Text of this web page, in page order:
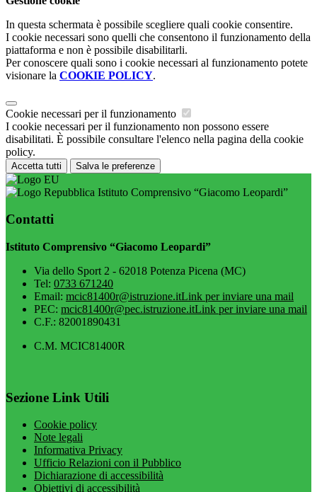
In questa schermata è possibile scegliere quali cookie consentire.
I cookie necessari sono quelli che consentono il funzionamento della
piattaforma e non è possibile disabilitarli.
Per conoscere quali sono i cookie necessari al funzionamento potete
visionare la COOKIE POLICY.
Cookie necessari per il funzionamento
I cookie necessari per il funzionamento non possono essere
disabilitati. È possibile consultare l'elenco nella pagina della cookie
policy.
Accetta tutti Salva le preferenze
Istituto Comprensivo “Giacomo Leopardi”
Contatti
Istituto Comprensivo “Giacomo Leopardi”
Via dello Sport 2 - 62018 Potenza Picena (MC)
Tel: 0733 671240
Email: mcic81400r@istruzione.itLink per inviare una mail
PEC: mcic81400r@pec.istruzione.itLink per inviare una mail
C.F.: 82001890431
C.M. MCIC81400R
Sezione Link Utili
Cookie policy
Note legali
Informativa Privacy
Ufficio Relazioni con il Pubblico
Dichiarazione di accessibilità
Obiettivi di accessibilità